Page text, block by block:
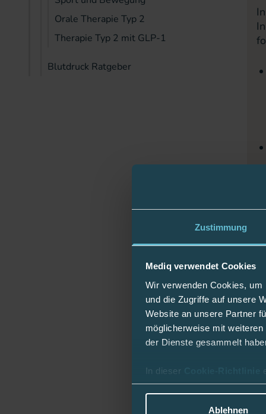
Zustimmung
Mediq verwendet Cookies
Wir verwenden Cookies,
und die Zugriffe auf unsere
Website an unsere Partner
möglicherweise mit
der Dienste gesammelt
In dieser
Ablehnen
Orale Therapie Typ 2
Therapie Typ 2 mit GLP-1
Blutdruck Ratgeber